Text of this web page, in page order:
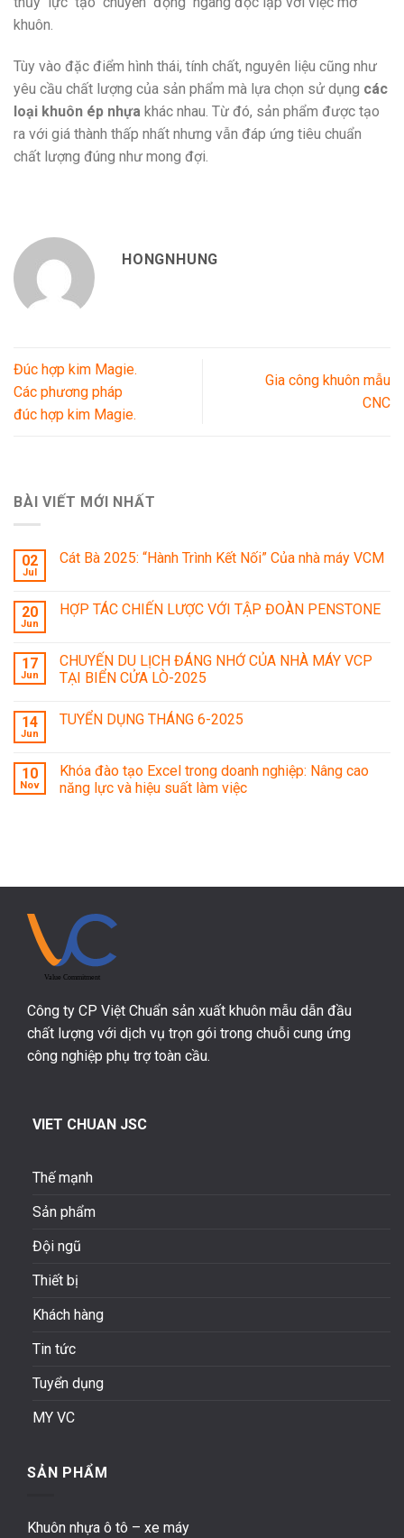
khuôn.
Tùy vào đặc điểm hình thái, tính chất, nguyên liệu cũng như
yêu cầu chất lượng của sản phẩm mà lựa chọn sử dụng các
loại khuôn ép nhựa khác nhau. Từ đó, sản phẩm được tạo
ra với giá thành thấp nhất nhưng vẫn đáp ứng tiêu chuẩn
chất lượng đúng như mong đợi.
HONGNHUNG
Đúc hợp kim Magie.
Các phương pháp
đúc hợp kim Magie.
Gia công khuôn mẫu
CNC
BÀI VIẾT MỚI NHẤT
02
Jul
Cát Bà 2025: “Hành Trình Kết Nối” Của nhà máy VCM
20
Jun
HỢP TÁC CHIẾN LƯỢC VỚI TẬP ĐOÀN PENSTONE
17
Jun
CHUYẾN DU LỊCH ĐÁNG NHỚ CỦA NHÀ MÁY VCP
TẠI BIỂN CỬA LÒ-2025
14
Jun
TUYỂN DỤNG THÁNG 6-2025
10
Nov
Khóa đào tạo Excel trong doanh nghiệp: Nâng cao
năng lực và hiệu suất làm việc
Công ty CP Việt Chuẩn sản xuất khuôn mẫu dẫn đầu
chất lượng với dịch vụ trọn gói trong chuỗi cung ứng
công nghiệp phụ trợ toàn cầu.
VIET CHUAN JSC
Thế mạnh
Sản phẩm
Đội ngũ
Thiết bị
Khách hàng
Tin tức
Tuyển dụng
MY VC
SẢN PHẨM
Khuôn nhựa ô tô – xe máy